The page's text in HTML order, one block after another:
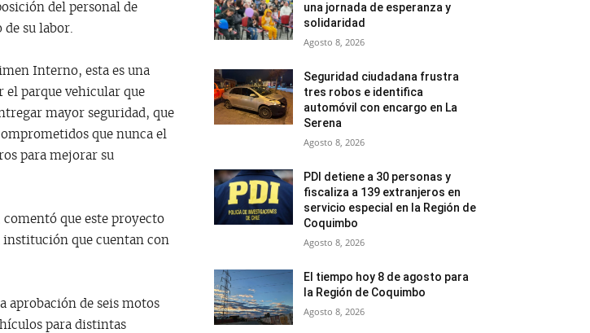
del personal de
su labor.
Interno, esta es una
el parque vehicular que
mayor seguridad, que
que nunca el
para mejorar su
que este proyecto
institución que cuentan con
aprobación de seis motos
para distintas
una jornada de esperanza y
solidaridad
Agosto 8, 2026
Seguridad ciudadana frustra
tres robos e identifica
automóvil con encargo en La
Serena
Agosto 8, 2026
PDI detiene a 30 personas y
fiscaliza a 139 extranjeros en
servicio especial en la Región de
Coquimbo
Agosto 8, 2026
El tiempo hoy 8 de agosto para
la Región de Coquimbo
Agosto 8, 2026